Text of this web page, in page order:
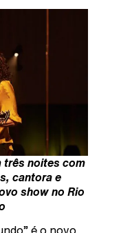
três noites com
cantora e
show no Rio
é o novo